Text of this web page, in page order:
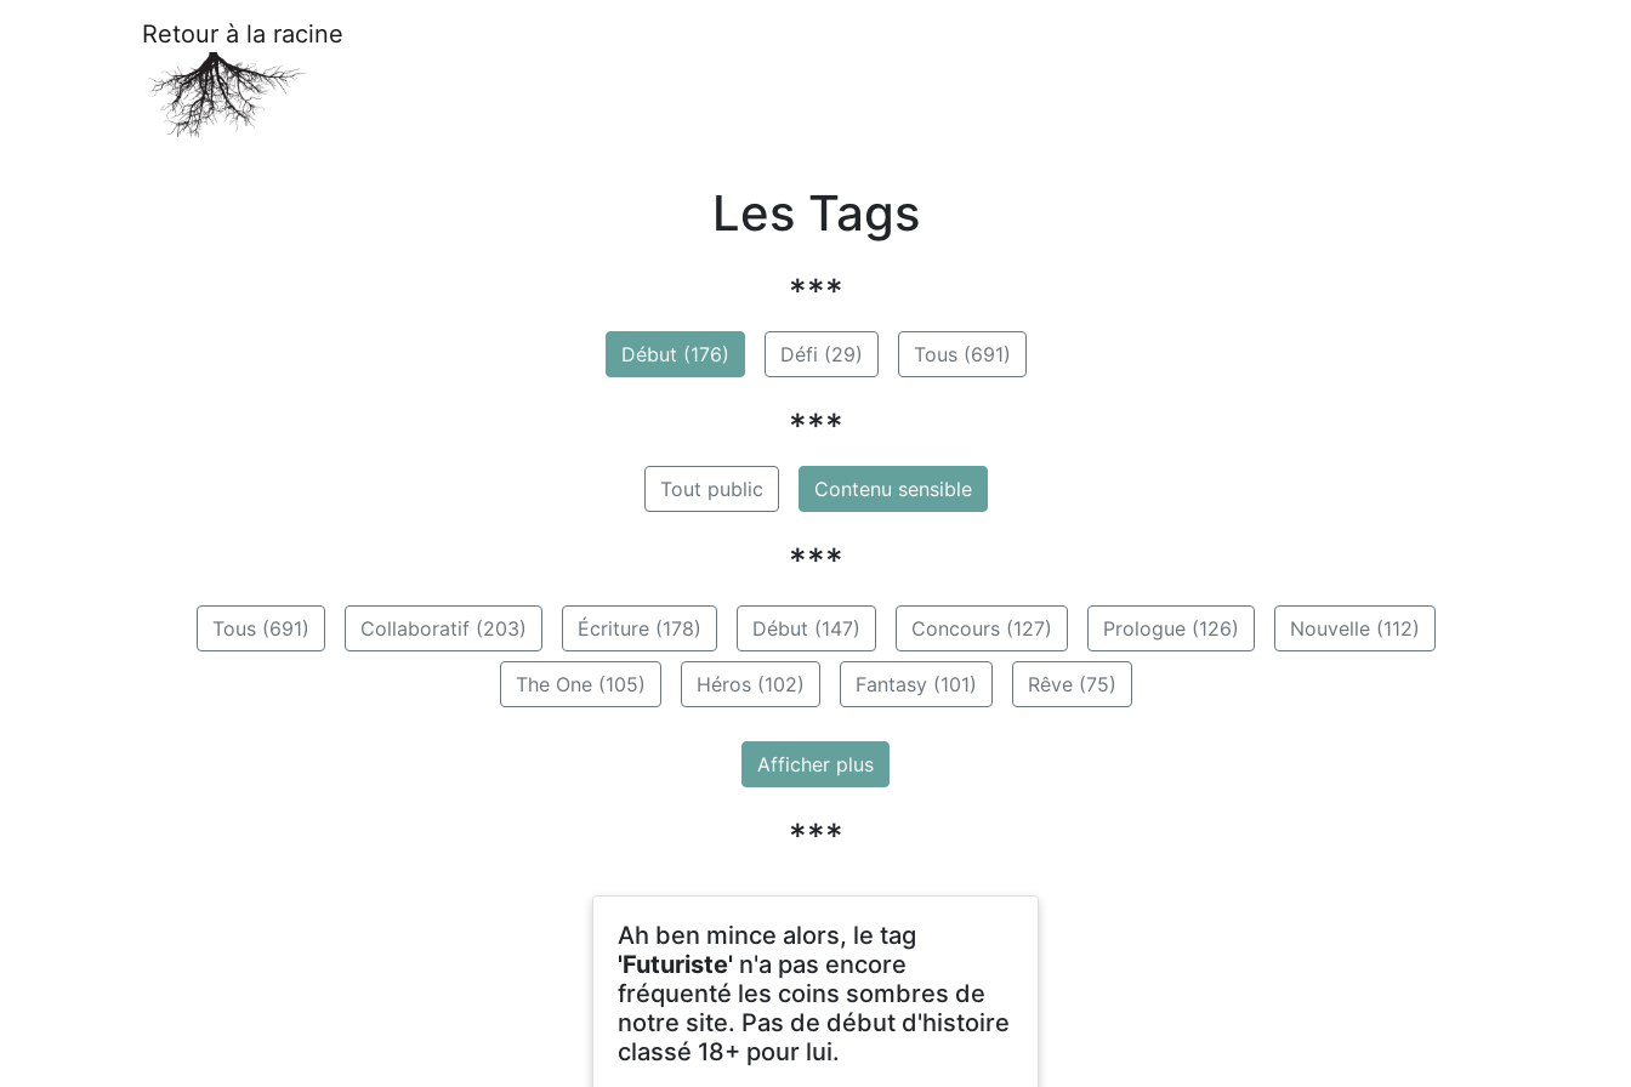
Retour à la racine
Les Tags
***
Début (176) Défi (29) Tous (691)
***
Tout public Contenu sensible
***
Tous (691) Collaboratif (203) Écriture (178) Début (147) Concours (127) Prologue (126) Nouvelle (112)
The One (105) Héros (102) Fantasy (101) Rêve (75)
Afficher plus
***
Ah ben mince alors, le tag
'Futuriste' n'a pas encore
fréquenté les coins sombres de
notre site. Pas de début d'histoire
classé 18+ pour lui.